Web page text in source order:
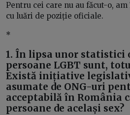
Pentru cei care nu au făcut-o,
cu luări de poziție oficiale.
*
1. În lipsa unor statistici
persoane LGBT sunt,
Există inițiative
asumate de ONG-uri
acceptabilă în România
persoane de același sex?